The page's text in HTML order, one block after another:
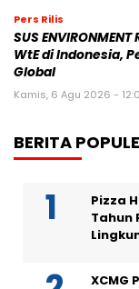
Pers Rilis
SUS
WtE di Indonesia,
Global
Kamis, 6 Agu 2026 -
BERITA
Pizza
Tahun
XCMG